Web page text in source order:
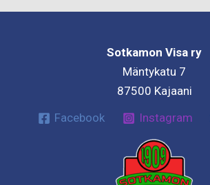
Sotkamon Visa ry
Mäntykatu 7
87500 Kajaani
Facebook
Instagram